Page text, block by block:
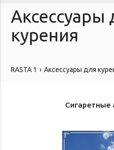
Аксессуары
курения
RASTA 1 Аксессуары для
Сигаретные